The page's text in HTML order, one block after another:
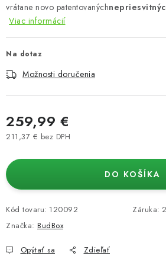
vrátane novo patentovaných
Viac informácií
Na dotaz
Možnosti doručenia
259,99 €
211,37 € bez DPH
DO KOŠÍKA
Kód tovaru: 120092 Záruka:
Značka: BudBox
Opýtať sa Zdieľať